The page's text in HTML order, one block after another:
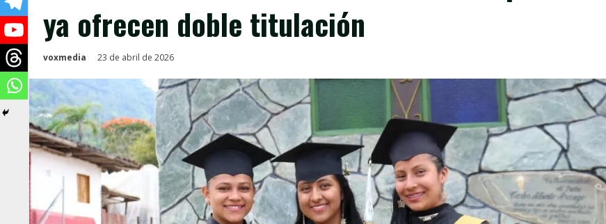
ya ofrecen doble titulación
voxmedia 23 de abril de 2026